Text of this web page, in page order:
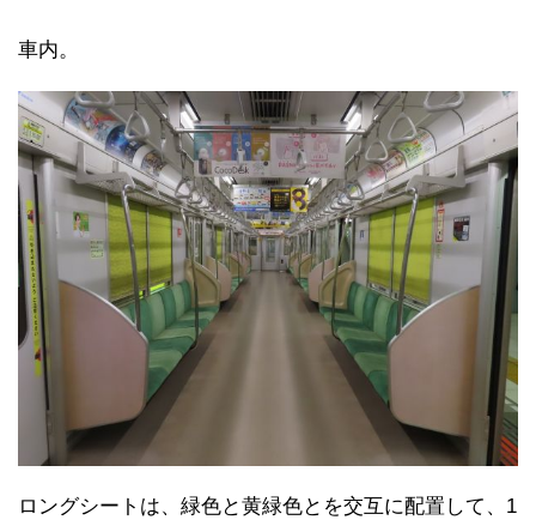
車内。
ロングシートは、緑色と黄緑色とを交互に配置して、1